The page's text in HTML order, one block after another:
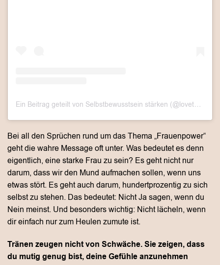
Ein Beitrag geteilt von Selbstbewusstsein stärken (@lovethislook.de)
Bei all den Sprüchen rund um das Thema „Frauenpower“
geht die wahre Message oft unter. Was bedeutet es denn
eigentlich, eine starke Frau zu sein? Es geht nicht nur
darum, dass wir den Mund aufmachen sollen, wenn uns
etwas stört. Es geht auch darum, hundertprozentig zu sich
selbst zu stehen. Das bedeutet: Nicht Ja sagen, wenn du
Nein meinst. Und besonders wichtig: Nicht lächeln, wenn
dir einfach nur zum Heulen zumute ist.
Tränen zeugen nicht von Schwäche. Sie zeigen, dass
du mutig genug bist, deine Gefühle anzunehmen